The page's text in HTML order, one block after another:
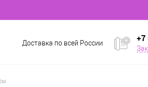
Доставка по всей России +7